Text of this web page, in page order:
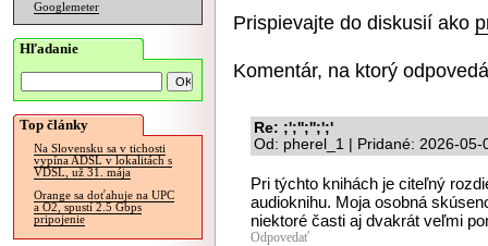
Googlemeter
Hľadanie
Top články
Na Slovensku sa v tichosti
vypína ADSL v lokalitách s
VDSL, už 31. mája
Orange sa doťahuje na UPC
a O2, spustí 2.5 Gbps
pripojenie
Prispievajte do diskusií ako
Komentár, na ktorý
Re: ;';'';'';';'
Od: pherel_1 | Pridané: 2026-05-
Pri týchto knihách je citeľný
audioknihu. Moja osobná
niektoré časti aj dvakrát veľmi
Odpovedať